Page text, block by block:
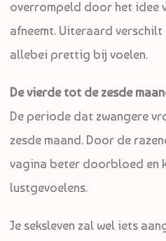
overrompeld door het idee
afneemt. Uiteraard
allebei prettig bij voelen.
De vierde tot de zesde
De periode dat zwangere
zesde maand. Door de
vagina beter doorbloed en
lustgevoelens.
Je seksleven zal wel iets